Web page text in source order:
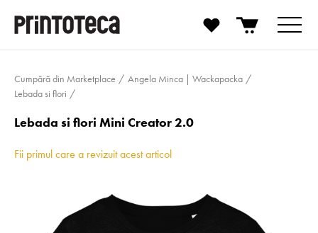
Cumpără din Marketplace
Angela Minca | Wackapacka
Lebada si flori
Lebada si flori Mini Creator 2.0
Fii primul care a revizuit acest articol